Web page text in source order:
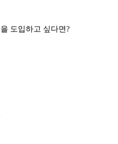
을 도입하고 싶다면?